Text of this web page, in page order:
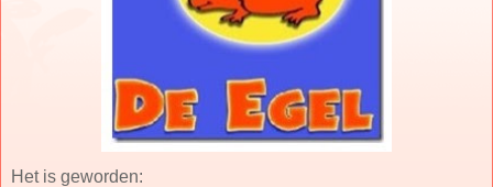
Het is geworden: